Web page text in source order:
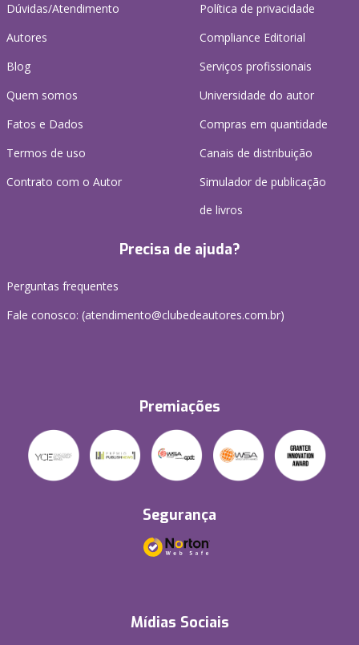
Dúvidas/Atendimento
Autores
Blog
Quem somos
Fatos e Dados
Termos de uso
Contrato com o Autor
Política de privacidade
Compliance Editorial
Serviços profissionais
Universidade do autor
Compras em quantidade
Canais de distribuição
Simulador de publicação
de livros
Precisa de ajuda?
Perguntas frequentes
Fale conosco: (atendimento@clubedeautores.com.br)
Premiações
Segurança
Mídias Sociais